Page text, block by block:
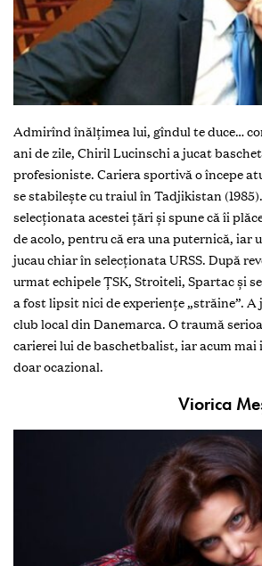
Admirînd înălţimea lui, gîndul te duce…
ani de zile, Chiril Lucinschi a jucat
profesioniste. Cariera sportivă o începe
se stabileşte cu traiul în Tadjikistan
selecţionata acestei ţări şi spune că îi
de acolo, pentru că era una puternică, iar
jucau chiar în selecţionata URSS. După
urmat echipele ŢSK, Stroiteli, Spartac şi
a fost lipsit nici de experienţe „străine”.
club local din Danemarca. O traumă
carierei lui de baschetbalist, iar acum
doar ocazional.
Viorica Meşină,